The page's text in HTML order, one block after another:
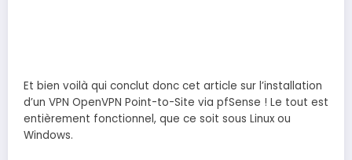
Et bien voilà qui conclut donc cet article sur l’installation
d’un VPN OpenVPN Point-to-Site via pfSense ! Le tout est
entièrement fonctionnel, que ce soit sous Linux ou
Windows.